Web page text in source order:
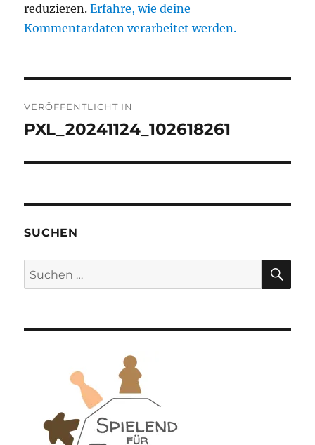
reduzieren.Erfahre, wie deine
Kommentardaten verarbeitet werden.
VERÖFFENTLICHT IN
PXL_20241124_102618261
SUCHEN
Suchen
nach: